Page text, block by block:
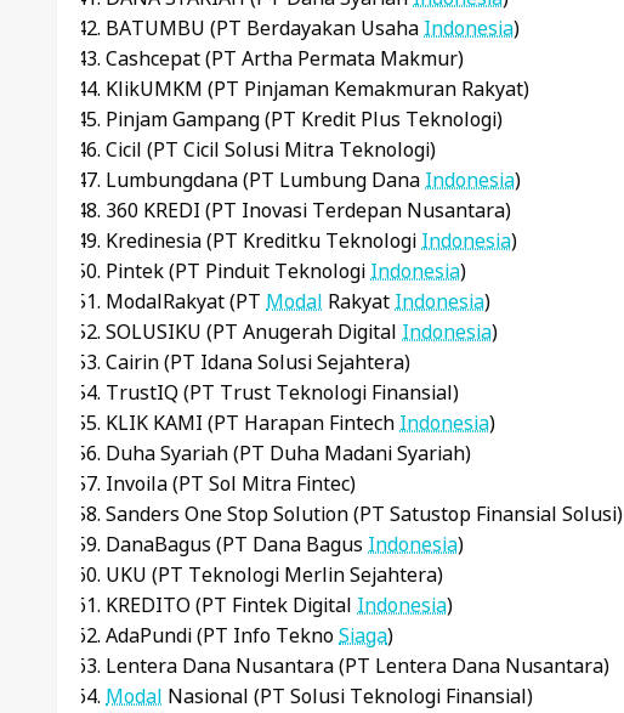
BATUMBU (PT Berdayakan Usaha Indonesia)
Cashcepat (PT Artha Permata Makmur)
KlikUMKM (PT Pinjaman Kemakmuran Rakyat)
Pinjam Gampang (PT Kredit Plus Teknologi)
Cicil (PT Cicil Solusi Mitra Teknologi)
Lumbungdana (PT Lumbung Dana Indonesia)
360 KREDI (PT Inovasi Terdepan Nusantara)
Kredinesia (PT Kreditku Teknologi Indonesia)
Pintek (PT Pinduit Teknologi Indonesia)
ModalRakyat (PT Modal Rakyat Indonesia)
SOLUSIKU (PT Anugerah Digital Indonesia)
Cairin (PT Idana Solusi Sejahtera)
TrustIQ (PT Trust Teknologi Finansial)
KLIK KAMI (PT Harapan Fintech Indonesia)
Duha Syariah (PT Duha Madani Syariah)
Invoila (PT Sol Mitra Fintec)
Sanders One Stop Solution (PT Satustop Finansial Solusi)
DanaBagus (PT Dana Bagus Indonesia)
UKU (PT Teknologi Merlin Sejahtera)
KREDITO (PT Fintek Digital Indonesia)
AdaPundi (PT Info TeknoSiaga)
Lentera Dana Nusantara (PT Lentera Dana Nusantara)
Modal Nasional (PT Solusi Teknologi Finansial)